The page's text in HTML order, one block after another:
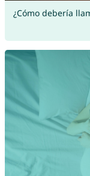
¿Cómo debería